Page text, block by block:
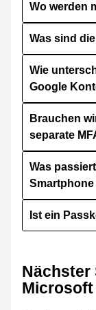
Wo werden
Was sind
Wie
Google
Brauchen
separate
Was
Ist ein
Nächster
Microsoft